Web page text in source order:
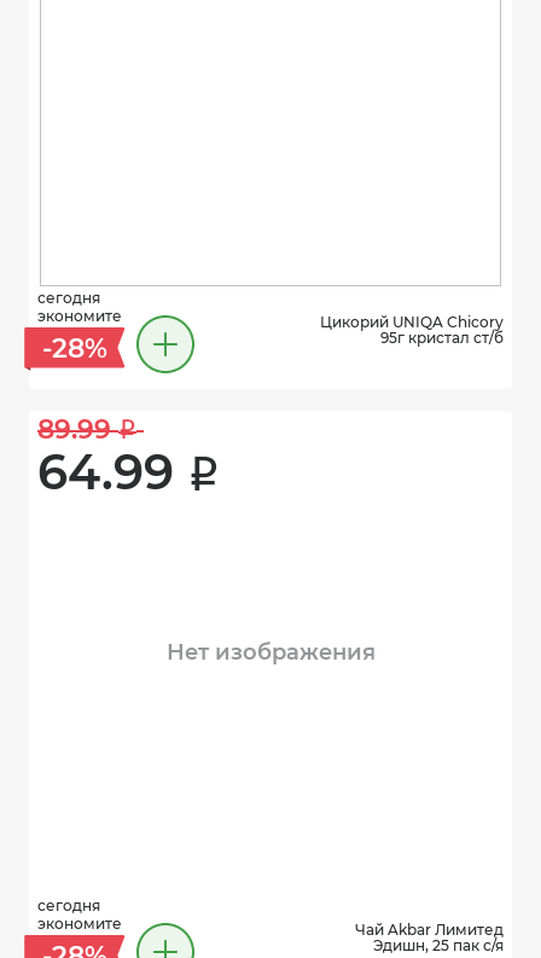
сегодня
экономите
-28%
Цикорий UNIQA Chicory
95г кристал ст/б
89.99 i
64.99 i
Нет изображения
сегодня
экономите
Чай Akbar Лимитед
Эдишн, 25 пак с/я